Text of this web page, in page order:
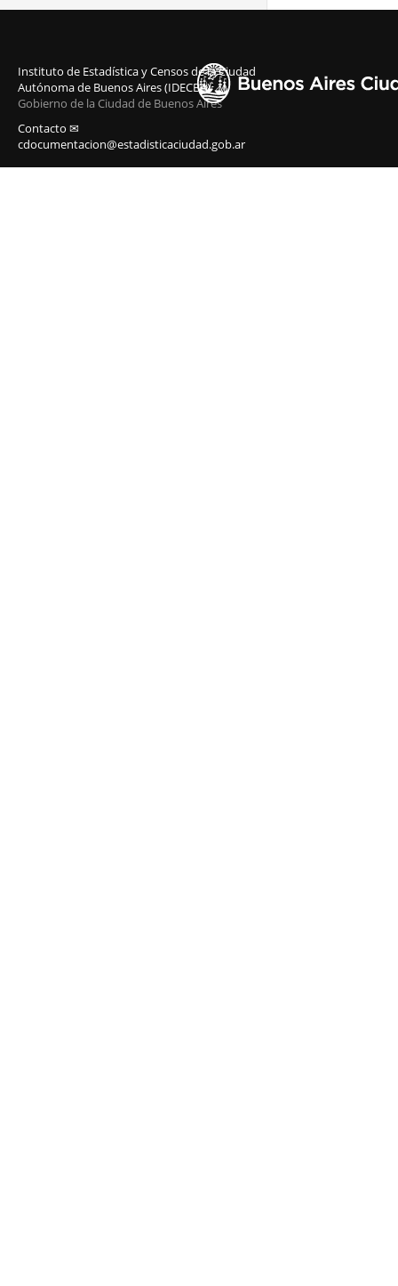
Instituto de Estadística y Censos de la Ciudad
Autónoma de Buenos Aires (IDECBA)
Gobierno de la Ciudad de Buenos Aires
Contacto ✉
cdocumentacion@estadisticaciudad.gob.ar